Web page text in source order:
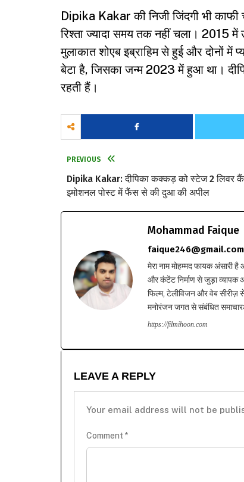
Dipika Kakar की निजी जिंदगी भी काफी
रिश्ता ज्यादा समय तक नहीं चला। 2015
मुलाकात शोएब इब्राहिम से हुई और दोनों में
बेटा है, जिसका जन्म 2023 में हुआ था।
रहती हैं।
PREVIOUS
Dipika Kakar: दीपिका कक्कड़ को स्टेज 2 लिवर
इमोशनल पोस्ट में फैंस से की दुआ की अपील
Mohammad Faique
faique246@gmail.com
मेरा नाम मोहम्मद फायक अंसारी
और कंटेंट निर्माण से जुड़ा व्यापक
फिल्म, टेलीविजन और वेब सीरीज़
मनोरंजन जगत से संबंधित
https://filmihoon.com
LEAVE A REPLY
Your email address will not be
Comment *